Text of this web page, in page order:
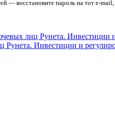
восстановите пароль на тот e-
Инвестиции и